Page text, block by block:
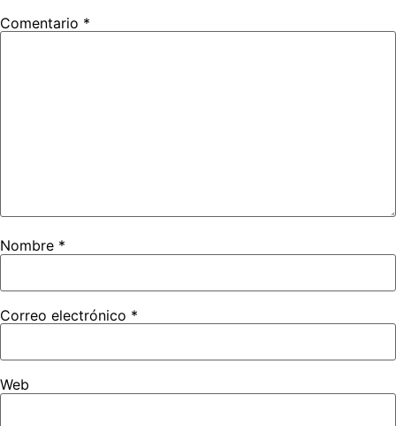
Comentario *
Nombre *
Correo electrónico *
Web